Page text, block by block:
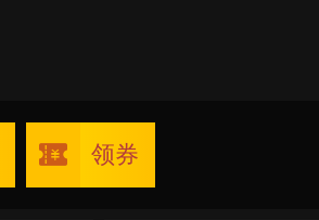
领券